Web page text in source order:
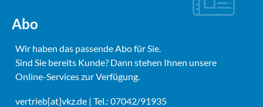
Abo
Wir haben das passende Abo für Sie.
Sind Sie bereits Kunde? Dann stehen Ihnen unsere
Online-Services zur Verfügung.
vertrieb[at]vkz.de | Tel.: 07042/91935